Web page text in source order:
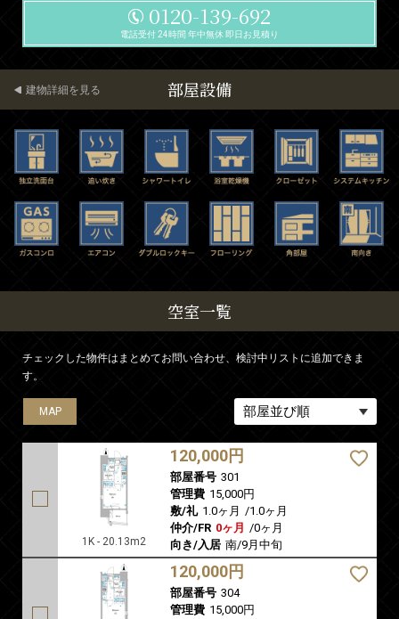
0120-139-692
電話受付 24時間 年中無休 即日お見積り
部屋設備
建物詳細を見る
空室一覧
チェックした物件はまとめてお問い合わせ、検討中リストに追加できま
す。
MAP
1K - 20.13m2
120,000円
部屋番号 301
管理費 15,000円
敷/礼 1.0ヶ月 /1.0ヶ月
仲介/FR 0ヶ月 /0ヶ月
向き/入居 南/9月中旬
MAP
120,000円
部屋番号 304
管理費 15,000円
MAP
MAP
MAP